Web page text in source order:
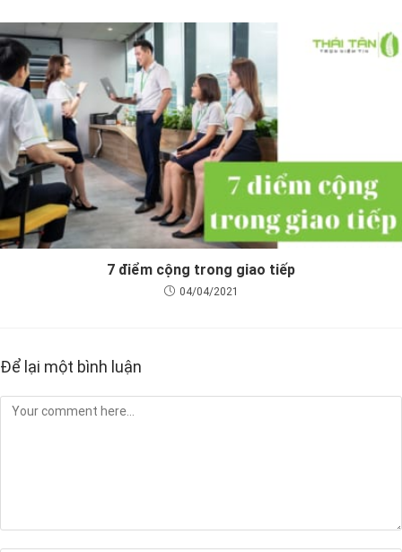
7 điểm cộng trong giao tiếp
04/04/2021
Để lại một bình luận